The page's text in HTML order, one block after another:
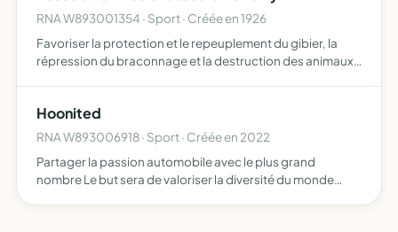
RNA W893001354 · Sport · Créée en 1926
Favoriser la protection et le repeuplement du gibier, la
répression du braconnage et la destruction des animaux
Hoonited
RNA W893006918 · Sport · Créée en 2022
Partager la passion automobile avec le plus grand
nombre Le but sera de valoriser la diversité du monde